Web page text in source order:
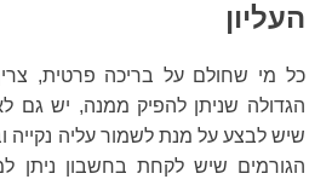
העליון
כל מי שחולם על בריכה פרטית,
הגדולה שניתן להפיק ממנה, יש גם
שיש לבצע על מנת לשמור עליה נקייה
הגורמים שיש לקחת בחשבון ניתן